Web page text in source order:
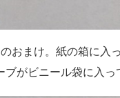
おまけ。紙の箱に入
がビニール袋に入っ